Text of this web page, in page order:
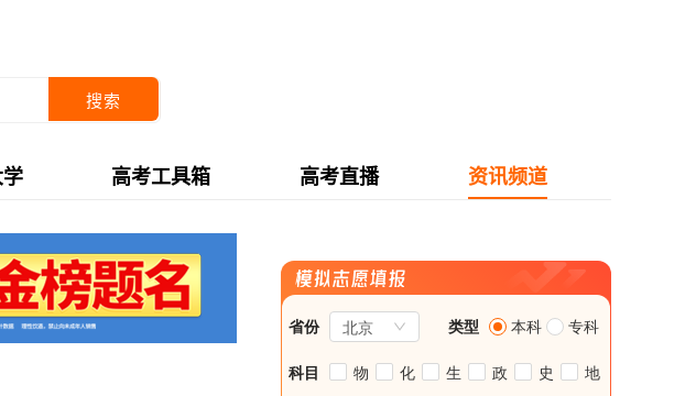
搜索
高考工具箱 高考直播 资讯频道